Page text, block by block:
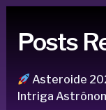
Posts
Asteroide
Intriga